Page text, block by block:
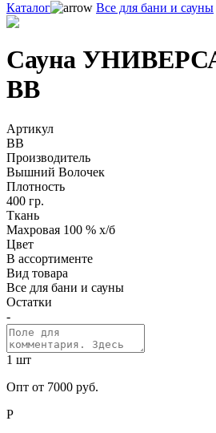
Каталог
Все для бани и сауны
Сауна
ВВ
Артикул
ВВ
Производитель
Вышний Волочек
Плотность
400 гр.
Ткань
Махровая 100 % х/б
Цвет
В ассортименте
Вид товара
Все для бани и сауны
Остатки
-
1 шт
Опт от 7000 руб.
Р